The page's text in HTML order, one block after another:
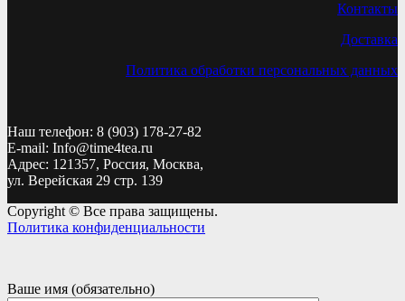
Контакты
Доставка
Политика обработки персональных данных
Наш телефон: 8 (903) 178-27-82
E-mail: Info@time4tea.ru
Адрес: 121357, Россия, Москва,
ул. Верейская 29 стр. 139
Copyright © Все права защищены.
Политика конфиденциальности
Ваше имя (обязательно)